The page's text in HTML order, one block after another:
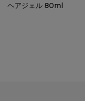
ヘアジェル 80ml